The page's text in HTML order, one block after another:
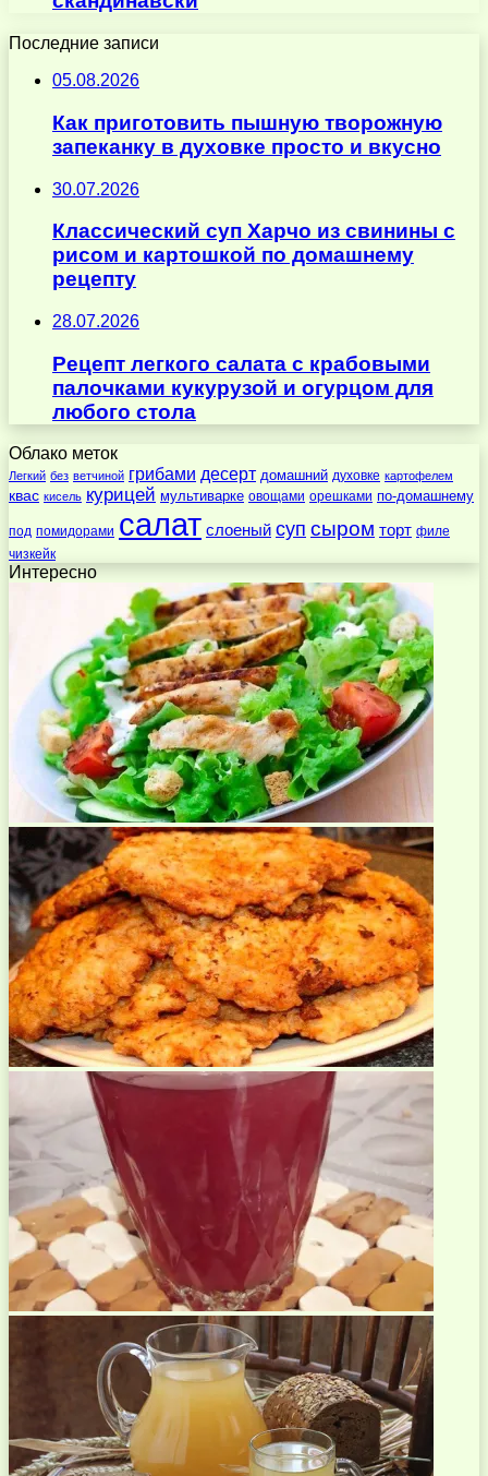
Последние записи
05.08.2026
Как приготовить пышную творожную
запеканку в духовке просто и вкусно
30.07.2026
Классический суп Харчо из свинины с
рисом и картошкой по домашнему
рецепту
28.07.2026
Рецепт легкого салата с крабовыми
палочками кукурузой и огурцом для
любого стола
Облако меток
Легкий без ветчиной грибами десерт домашний духовке картофелем
квас кисель курицей мультиварке овощами орешками по-домашнему
под помидорами салат слоеный суп сыром торт филе
чизкейк
Интересно